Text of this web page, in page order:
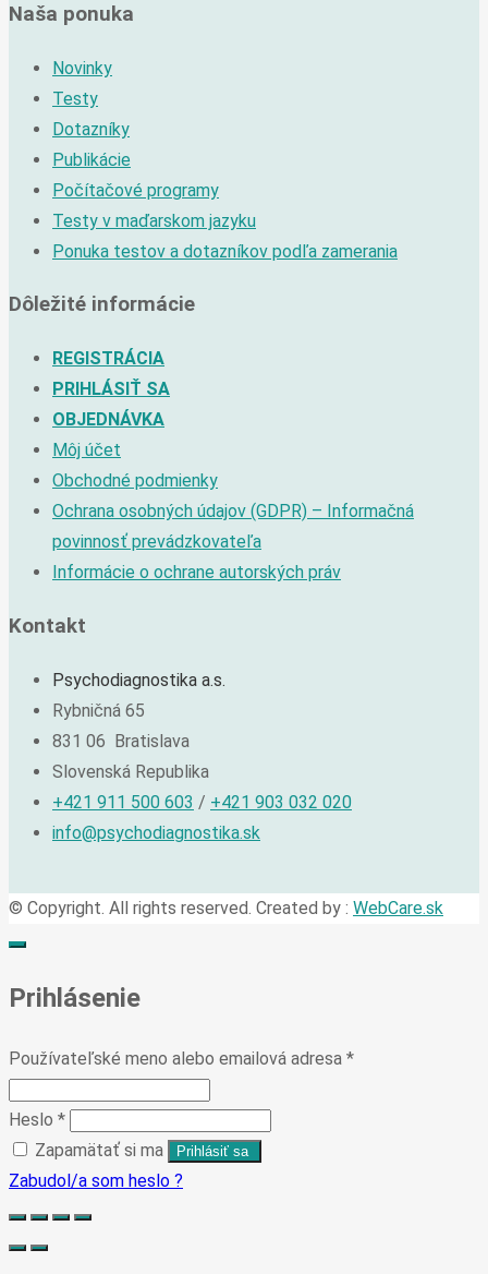
Naša ponuka
Novinky
Testy
Dotazníky
Publikácie
Počítačové programy
Testy v maďarskom jazyku
Ponuka testov a dotazníkov podľa zamerania
Dôležité informácie
REGISTRÁCIA
PRIHLÁSIŤ SA
OBJEDNÁVKA
Môj účet
Obchodné podmienky
Ochrana osobných údajov (GDPR) – Informačná
povinnosť prevádzkovateľa
Informácie o ochrane autorských práv
Kontakt
Psychodiagnostika a.s.
Rybničná 65
831 06 Bratislava
Slovenská Republika
+421 911 500 603 / +421 903 032 020
info@psychodiagnostika.sk
© Copyright. All rights reserved. Created by : WebCare.sk
Prihlásenie
Používateľské meno alebo emailová adresa *
Heslo *
Zapamätať si ma
Zabudol/a som heslo ?